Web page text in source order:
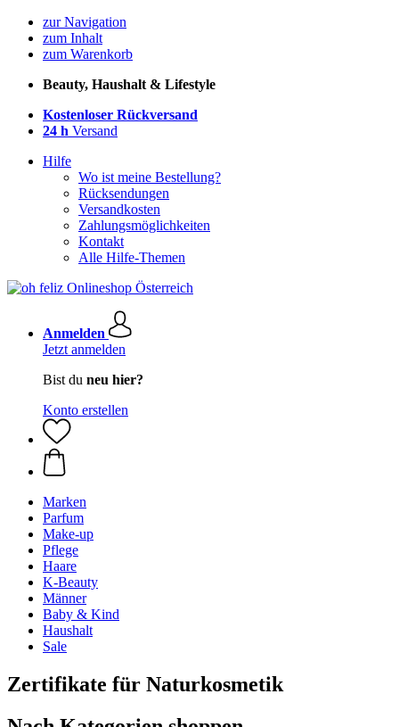
zur Navigation
zum Inhalt
zum Warenkorb
Beauty, Haushalt & Lifestyle
Kostenloser Rückversand
24 h Versand
Hilfe
Wo ist meine Bestellung?
Rücksendungen
Versandkosten
Zahlungsmöglichkeiten
Kontakt
Alle Hilfe-Themen
Anmelden
Jetzt anmelden
Bist du neu hier?
Konto erstellen
Marken
Parfum
Make-up
Pflege
Haare
K-Beauty
Männer
Baby & Kind
Haushalt
Sale
Zertifikate für Naturkosmetik